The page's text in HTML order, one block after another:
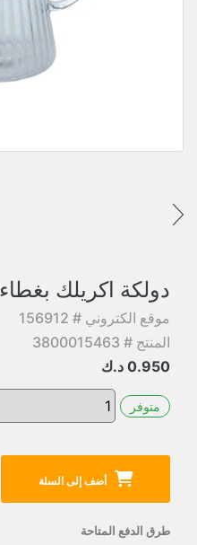
دولكة اكريلك بغطاء1500مل T8884
موقع الكتروني # 156912
المنتج # 3800015463
0.950 د.ك
متوفر
أضف إلى السلة
طرق الدفع المتاحة